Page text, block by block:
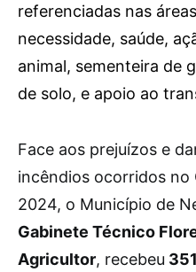
referenciadas nas
necessidade, saúde,
animal, sementeira de
de solo, e apoio ao
Face aos prejuízos e
incêndios ocorridos no
2024, o Município de
Gabinete Técnico
Agricultor, recebeu